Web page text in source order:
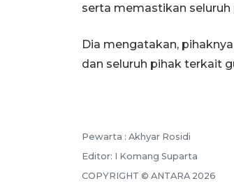
serta memastikan
Dia mengatakan,
dan seluruh pihak terkait
Pewarta : Akhyar Rosidi
Editor: I Komang Suparta
COPYRIGHT © ANTARA 2026